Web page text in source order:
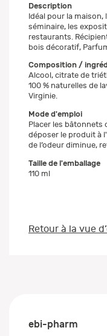
Description
Idéal pour la maison,
séminaire, les
restaurants.
bois décoratif,
Composition /
Alcool, citrate de
100 % naturelles de
Virginie.
Mode d'emploi
Placer les bâtonnets
déposer le produit à
de l’odeur diminue,
Taille de l'emballage
110 ml
Retour à la vue
ebi-pharm